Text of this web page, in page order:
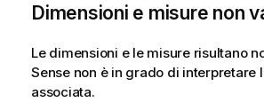
Dimensioni e misure non
Le dimensioni e le misure risultano
Sensenon è in grado di interpretare
associata.